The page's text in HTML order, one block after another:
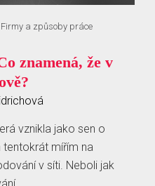
Firmy a způsoby práce
znamená, že v
vznikla jako sen o
tentokrát mířím na
v síti. Neboli jak